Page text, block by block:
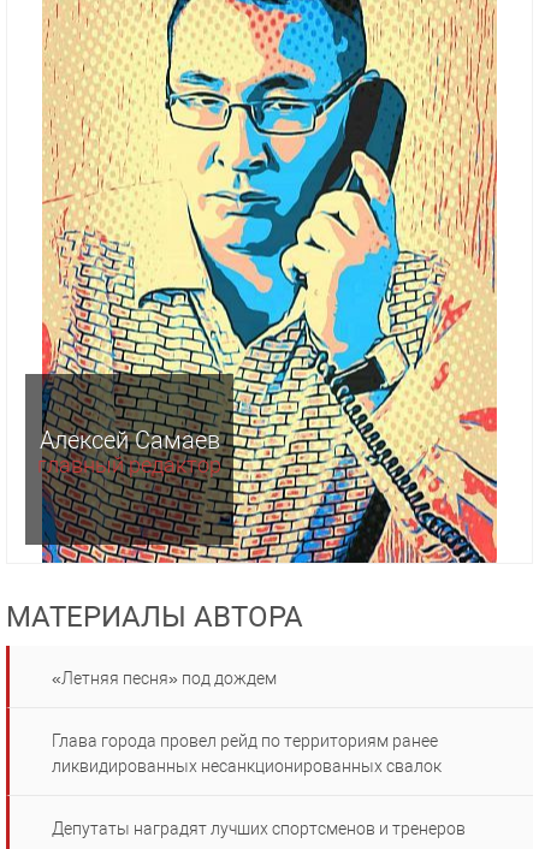
Алексей Самаев
главный редактор
МАТЕРИАЛЫ АВТОРА
«Летняя песня» под дождем
Глава города провел рейд по территориям ранее
ликвидированных несанкционированных свалок
Депутаты наградят лучших спортсменов и тренеров